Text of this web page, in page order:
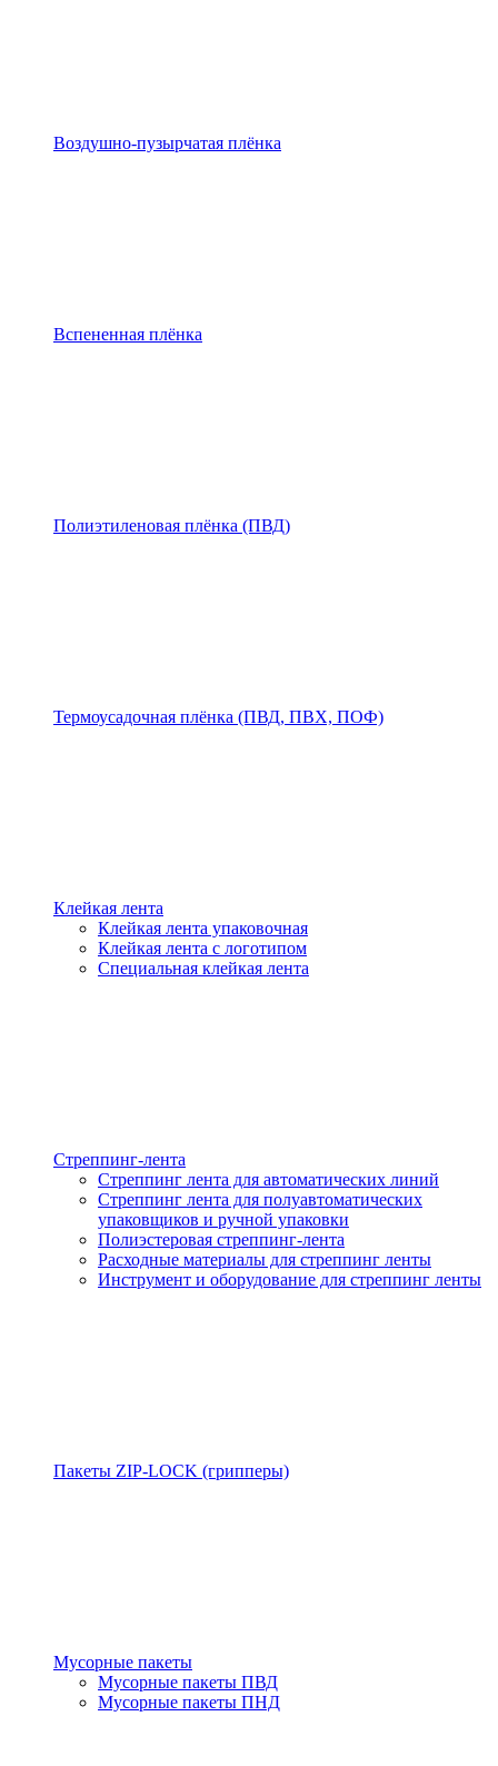
Воздушно-пузырчатая плёнка
Вспененная плёнка
Полиэтиленовая плёнка (ПВД)
Термоусадочная плёнка (ПВД, ПВХ, ПОФ)
Клейкая лента
Клейкая лента упаковочная
Клейкая лента с логотипом
Специальная клейкая лента
Стреппинг-лента
Стреппинг лента для автоматических линий
Стреппинг лента для полуавтоматических
упаковщиков и ручной упаковки
Полиэстеровая стреппинг-лента
Расходные материалы для стреппинг ленты
Инструмент и оборудование для стреппинг ленты
Пакеты ZIP-LOCK (грипперы)
Мусорные пакеты
Мусорные пакеты ПВД
Мусорные пакеты ПНД